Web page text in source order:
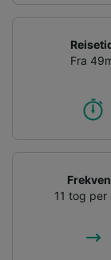
Fra
11 tog per